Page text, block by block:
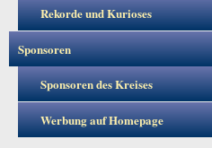
Rekorde und Kurioses
Sponsoren
Sponsoren des Kreises
Werbung auf Homepage